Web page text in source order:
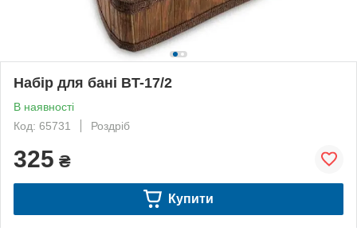
Набір для бані BT-17/2
В наявності
Код: 65731
Роздріб
325 ₴
Купити